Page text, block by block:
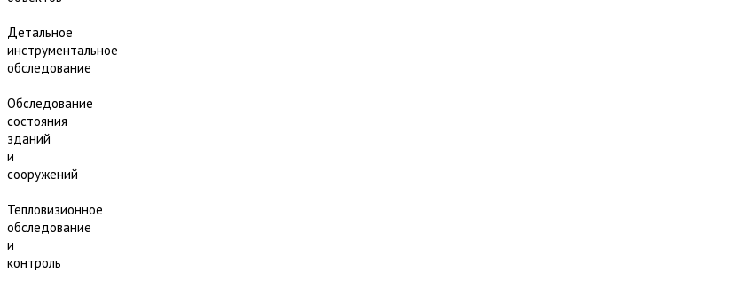
Детальное
инструментальное
обследование
Обследование
состояния
зданий
и
сооружений
Тепловизионное
обследование
и
контроль